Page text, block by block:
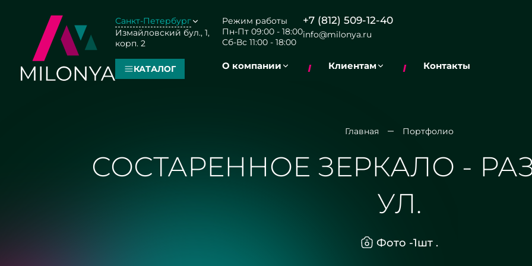
Санкт-Петербург
Измайловский бул., 1,
корп. 2
Режим работы
Пн-Пт 09:00 - 18:00
Сб-Вс 11:00 - 18:00
+7 (812) 509-12-40
info@milonya.ru
КАТАЛОГ О компании Клиентам Контакты
Главная Портфолио
СОСТАРЕННОЕ ЗЕРКАЛО -
УЛ.
Фото -1шт .